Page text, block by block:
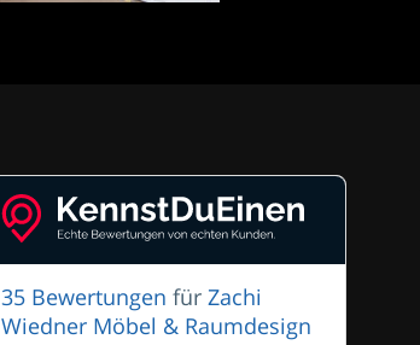
35 Bewertungen für Zachi
Wiedner Möbel & Raumdesign